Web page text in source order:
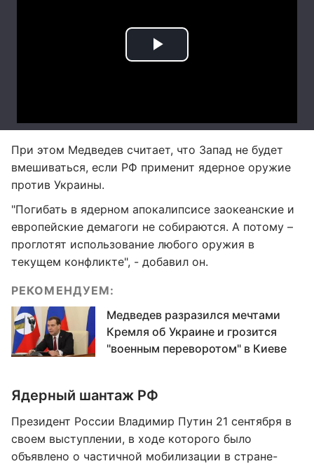
При этом Медведев считает, что Запад не будет
вмешиваться, если РФ применит ядерное оружие
против Украины.
"Погибать в ядерном апокалипсисе заокеанские и
европейские демагоги не собираются. А потому –
проглотят использование любого оружия в
текущем конфликте", - добавил он.
РЕКОМЕНДУЕМ:
Медведев разразился мечтами
Кремля об Украине и грозится
"военным переворотом" в Киеве
Ядерный шантаж РФ
Президент России Владимир Путин 21 сентября в
своем выступлении, в ходе которого было
объявлено о частичной мобилизации в стране-